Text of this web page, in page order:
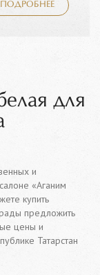
ПОДРОБНЕЕ
для
и
«Аганим
купить
предложить
цены и
Татарстан